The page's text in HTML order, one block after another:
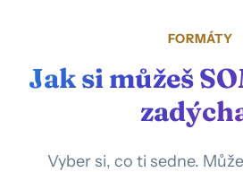
FORMÁTY
Jak si můžeš
Vyber si, co ti sedne.